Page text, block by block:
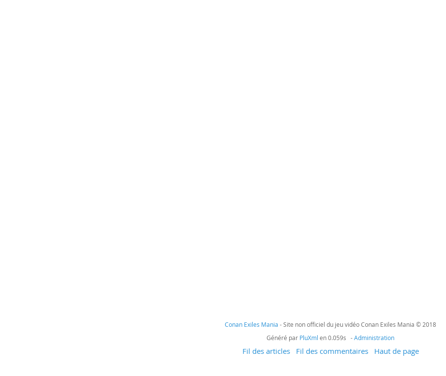
Conan Exiles Mania - Site non officiel du jeu vidéo Conan Exiles Mania © 2018
Généré par PluXml en 0.059s -Administration
Fil des articles Fil des commentaires Haut de page